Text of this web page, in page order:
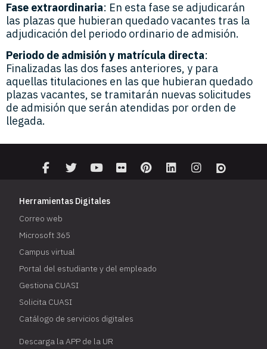
Fase extraordinaria: En esta fase se adjudicarán
las plazas que hubieran quedado vacantes tras la
adjudicación del periodo ordinario de admisión.
Periodo de admisión y matrícula directa:
Finalizadas las dos fases anteriores, y para
aquellas titulaciones en las que hubieran quedado
plazas vacantes, se tramitarán nuevas solicitudes
de admisión que serán atendidas por orden de
llegada.
Herramientas Digitales
Correo web
Microsoft 365
Campus virtual
Portal del estudiante y del empleado
Gestiona CUASI
Solicita CUASI
Catálogo de servicios digitales
Descarga la APP de la UR